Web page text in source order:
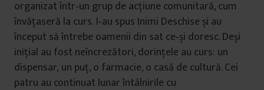
organizat într‐un grup de acțiune comunitară, cum
învățaseră la curs. I‐au spus Inimi Deschise și au
început să întrebe oamenii din sat ce‐și doresc. Deși
inițial au fost neîncrezători, dorințele au curs: un
dispensar, un puț, o farmacie, o casă de cultură. Cei
patru au continuat lunar întâlnirile cu